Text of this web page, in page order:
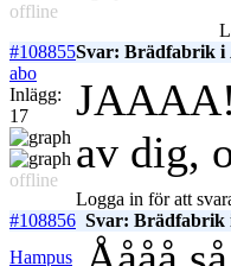
offline
#108855Svar: Brädfabrik i
abo
Inlägg:
17
offline
av dig,
Logga in för att
#108856 Svar: Brädfabrik
Hampus